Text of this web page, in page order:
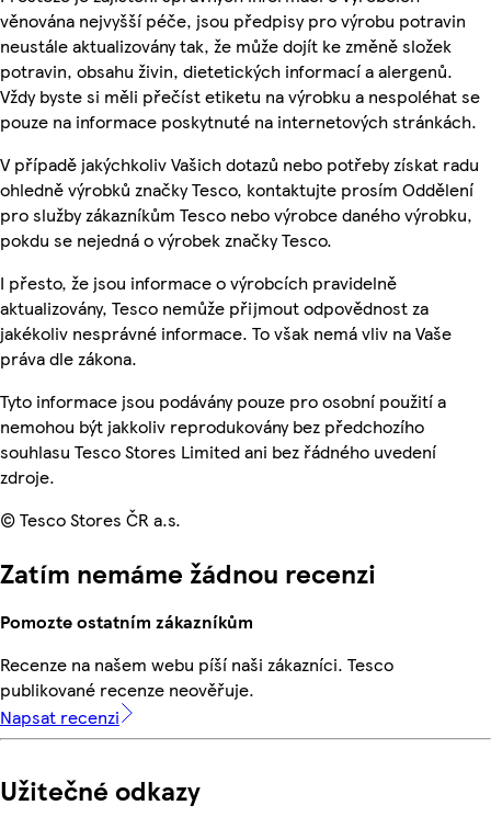
věnována nejvyšší péče, jsou předpisy pro výrobu potravin
neustále aktualizovány tak, že může dojít ke změně složek
potravin, obsahu živin, dietetických informací a alergenů.
Vždy byste si měli přečíst etiketu na výrobku a nespoléhat se
pouze na informace poskytnuté na internetových stránkách.
V případě jakýchkoliv Vašich dotazů nebo potřeby získat radu
ohledně výrobků značky Tesco, kontaktujte prosím Oddělení
pro služby zákazníkům Tesco nebo výrobce daného výrobku,
pokdu se nejedná o výrobek značky Tesco.
I přesto, že jsou informace o výrobcích pravidelně
aktualizovány, Tesco nemůže přijmout odpovědnost za
jakékoliv nesprávné informace. To však nemá vliv na Vaše
práva dle zákona.
Tyto informace jsou podávány pouze pro osobní použití a
nemohou být jakkoliv reprodukovány bez předchozího
souhlasu Tesco Stores Limited ani bez řádného uvedení
zdroje.
© Tesco Stores ČR a.s.
Zatím nemáme žádnou recenzi
Pomozte ostatním zákazníkům
Recenze na našem webu píší naši zákazníci. Tesco
publikované recenze neověřuje.
Napsat recenzi
Užitečné odkazy